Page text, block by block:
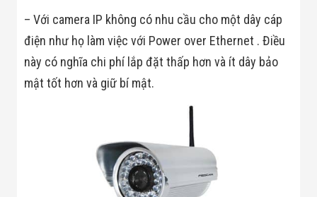
Máy Kiểm Tra
Vết Nứt Sản
Phẩm
Máy Kiểm Tra
– Với camera IP không có nhu cầu cho một dây cáp
điện như họ làm việc với Power over Ethernet . Điều
này có nghĩa chi phí lắp đặt thấp hơn và ít dây bảo
mật tốt hơn và giữ bí mật.